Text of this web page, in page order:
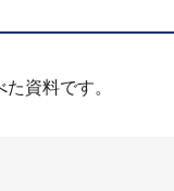
資料です。